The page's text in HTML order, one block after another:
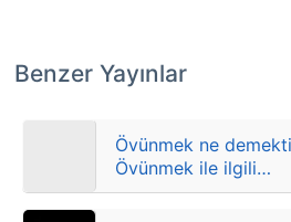
Benzer Yayınlar
Övünmek ne
Övünmek ile ilgili
atasözleri, deyimler